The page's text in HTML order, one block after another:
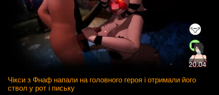
20:04
Чікси з Фнаф напали на головного героя і отримали його
ствол у рот і письку